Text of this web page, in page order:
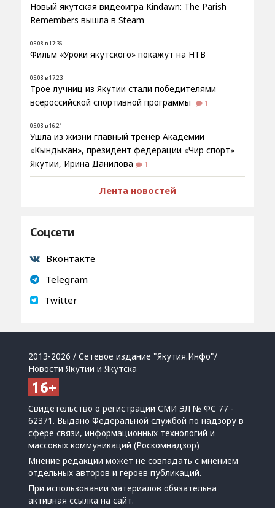
Новый якутская видеоигра Kindawn: The Parish
Remembers вышла в Steam
05.08 в 17:36
Фильм «Уроки якутского» покажут на НТВ
05.08 в 17:23
Трое лучниц из Якутии стали победителями
всероссийской спортивной программы
1
05.08 в 16:21
Ушла из жизни главный тренер Академии
«Кындыкан», президент федерации «Чир спорт»
Якутии, Ирина Данилова
1
Лента новостей
Соцсети
Вконтакте
Telegram
Twitter
2013-2026 / Сетевое издание "Якутия.Инфо"/
Новости Якутии и Якутска
Свидетельство о регистрации СМИ ЭЛ № ФС 77 -
62371. Выдано Федеральной службой по надзору в
сфере связи, информационных технологий и
массовых коммуникаций (Роскомнадзор)
Мнение редакции может не совпадать с мнением
отдельных авторов и героев публикаций.
При использовании материалов обязательна
активная ссылка на сайт.